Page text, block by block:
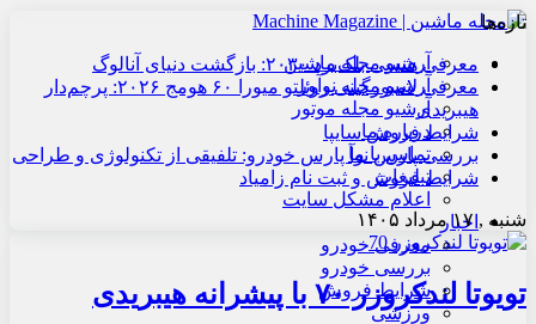
آرشیو مجله ماشین
آرشیو مجله نوآور
آرشیو مجله موتور
درباره ما
تماس با ما
تبلیغات
اعلام مشکل سایت
اخبار
معرفی خودرو
بررسی خودرو
شرایط فروش
ورزشی
تازه‌ها
معرفی هنسی بلک‌برد ۲۰۳۰: بازگشت دنیای آنالوگ
معرفی لامبورگینی روئلتو میورا ۶۰ هومج ۲۰۲۶: پرچم‌دار
هیبریدی
شرایط فروش سایپا
بررسی پارس نوآ پارس خودرو: تلفیقی از تکنولوژی و طراحی
شرایط فروش و ثبت نام زامیاد
شنبه , ۱۷ مرداد ۱۴۰۵
تویوتا لندکروزر ۷۰ با پیشرانه هیبریدی